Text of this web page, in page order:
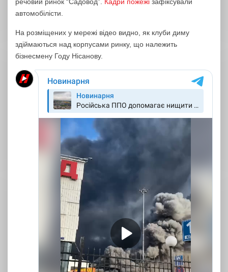
автомобілісти.
На розміщених у мережі відео видно, як клуби диму
здіймаються над корпусами ринку, що належить
бізнесмену Году Нісанову.